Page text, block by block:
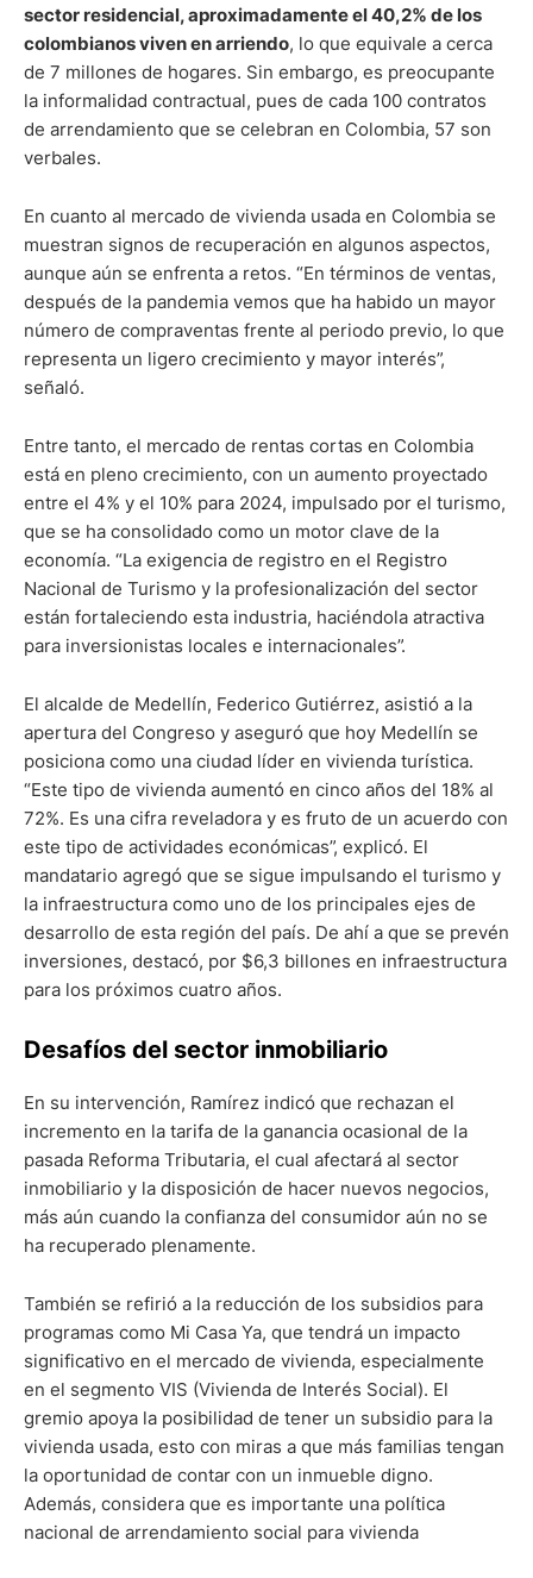
sector residencial, aproximadamente el 40,2% de los
colombianos viven en arriendo, lo que equivale a cerca
de 7 millones de hogares. Sin embargo, es preocupante
la informalidad contractual, pues de cada 100 contratos
de arrendamiento que se celebran en Colombia, 57 son
verbales.
En cuanto al mercado de vivienda usada en Colombia se
muestran signos de recuperación en algunos aspectos,
aunque aún se enfrenta a retos. “En términos de ventas,
después de la pandemia vemos que ha habido un mayor
número de compraventas frente al periodo previo, lo que
representa un ligero crecimiento y mayor interés”,
señaló.
Entre tanto, el mercado de rentas cortas en Colombia
está en pleno crecimiento, con un aumento proyectado
entre el 4% y el 10% para 2024, impulsado por el turismo,
que se ha consolidado como un motor clave de la
economía. “La exigencia de registro en el Registro
Nacional de Turismo y la profesionalización del sector
están fortaleciendo esta industria, haciéndola atractiva
para inversionistas locales e internacionales”.
El alcalde de Medellín, Federico Gutiérrez, asistió a la
apertura del Congreso y aseguró que hoy Medellín se
posiciona como una ciudad líder en vivienda turística.
“Este tipo de vivienda aumentó en cinco años del 18% al
72%. Es una cifra reveladora y es fruto de un acuerdo con
este tipo de actividades económicas”, explicó. El
mandatario agregó que se sigue impulsando el turismo y
la infraestructura como uno de los principales ejes de
desarrollo de esta región del país. De ahí a que se prevén
inversiones, destacó, por $6,3 billones en infraestructura
para los próximos cuatro años.
Desafíos del sector inmobiliario
En su intervención, Ramírez indicó que rechazan el
incremento en la tarifa de la ganancia ocasional de la
pasada Reforma Tributaria, el cual afectará al sector
inmobiliario y la disposición de hacer nuevos negocios,
más aún cuando la confianza del consumidor aún no se
ha recuperado plenamente.
También se refirió a la reducción de los subsidios para
programas como Mi Casa Ya, que tendrá un impacto
significativo en el mercado de vivienda, especialmente
en el segmento VIS (Vivienda de Interés Social). El
gremio apoya la posibilidad de tener un subsidio para la
vivienda usada, esto con miras a que más familias tengan
la oportunidad de contar con un inmueble digno.
Además, considera que es importante una política
nacional de arrendamiento social para vivienda